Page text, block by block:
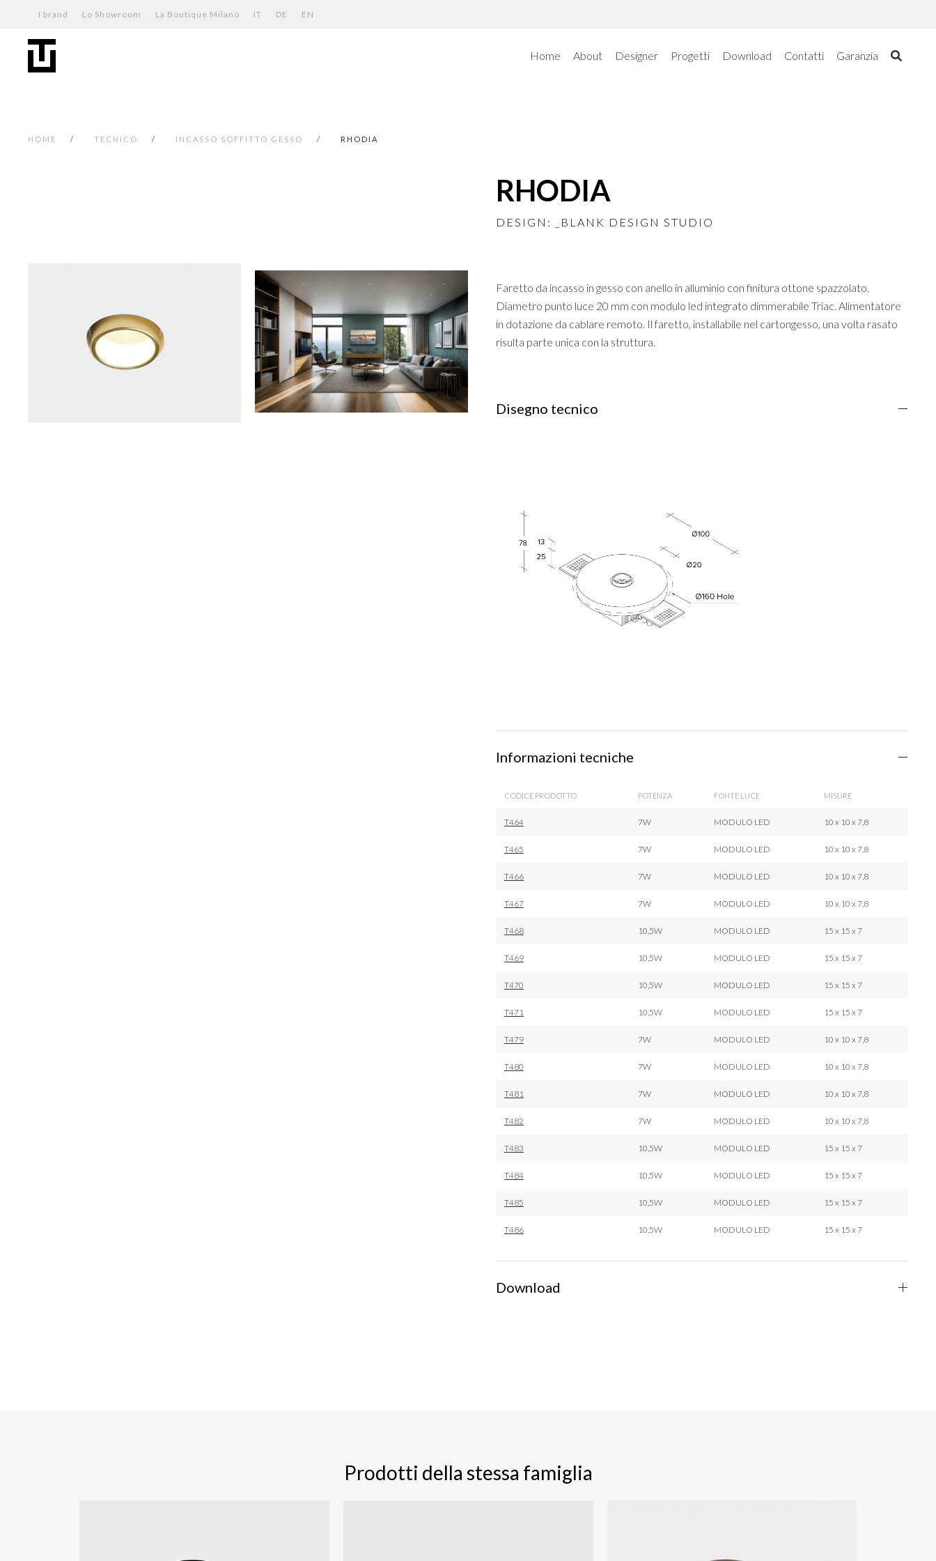
I brand Lo Showroom La Boutique Milano IT DE EN
Home About Designer Progetti Download Contatti Garanzia
HOME TECNICO INCASSO SOFFITTO GESSO RHODIA
RHODIA
DESIGN: _BLANK DESIGN STUDIO
Faretto da incasso in gesso con anello in alluminio con finitura ottone spazzolato.
Diametro punto luce 20 mm con modulo led integrato dimmerabile Triac. Alimentatore
in dotazione da cablare remoto. Il faretto, installabile nel cartongesso, una volta rasato
risulta parte unica con la struttura.
Disegno tecnico
Informazioni tecniche
CODICE PRODOTTO POTENZA FONTE LUCE MISURE
T464 7W MODULO LED 10 x 10 x 7,8
T465 7W MODULO LED 10 x 10 x 7,8
T466 7W MODULO LED 10 x 10 x 7,8
T467 7W MODULO LED 10 x 10 x 7,8
T468 10,5W MODULO LED 15 x 15 x 7
T469 10,5W MODULO LED 15 x 15 x 7
T470 10,5W MODULO LED 15 x 15 x 7
T471 10,5W MODULO LED 15 x 15 x 7
T479 7W MODULO LED 10 x 10 x 7,8
T480 7W MODULO LED 10 x 10 x 7,8
T481 7W MODULO LED 10 x 10 x 7,8
T482 7W MODULO LED 10 x 10 x 7,8
T483 10,5W MODULO LED 15 x 15 x 7
T484 10,5W MODULO LED 15 x 15 x 7
T485 10,5W MODULO LED 15 x 15 x 7
T486 10,5W MODULO LED 15 x 15 x 7
Download
Prodotti della stessa famiglia